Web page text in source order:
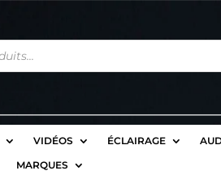
VIDÉOS ÉCLAIRAGE
MARQUES